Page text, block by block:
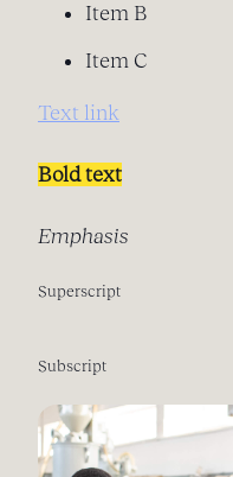
Item B
Item C
Text link
Bold text
Emphasis
Superscript
Subscript